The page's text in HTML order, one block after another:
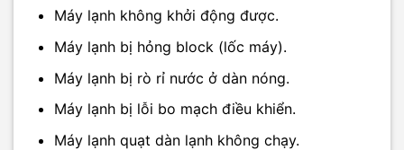
Máy lạnh không khởi động được.
Máy lạnh bị hỏng block (lốc máy).
Máy lạnh bị rò rỉ nước ở dàn nóng.
Máy lạnh bị lỗi bo mạch điều khiển.
Máy lạnh quạt dàn lạnh không chạy.